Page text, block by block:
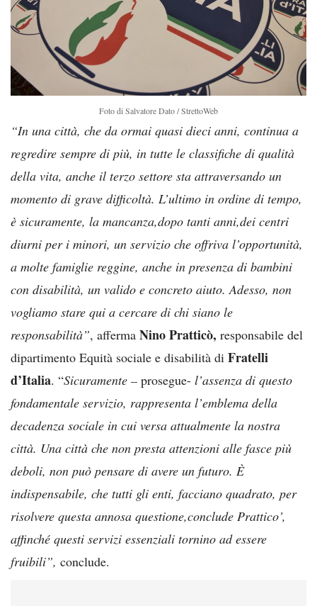
Foto di Salvatore Dato / StrettoWeb
“In una città, che da ormai quasi dieci anni, continua a
regredire sempre di più, in tutte le classifiche di qualità
della vita, anche il terzo settore sta attraversando un
momento di grave difficoltà. L’ultimo in ordine di tempo,
è sicuramente, la mancanza,dopo tanti anni,dei centri
diurni per i minori, un servizio che offriva l’opportunità,
a molte famiglie reggine, anche in presenza di bambini
con disabilità, un valido e concreto aiuto. Adesso, non
vogliamo stare qui a cercare di chi siano le
responsabilità”, afferma Nino Pratticò, responsabile del
dipartimento Equità sociale e disabilità di Fratelli
d’Italia. “Sicuramente – prosegue- l’assenza di questo
fondamentale servizio, rappresenta l’emblema della
decadenza sociale in cui versa attualmente la nostra
città. Una città che non presta attenzioni alle fasce più
deboli, non può pensare di avere un futuro. È
indispensabile, che tutti gli enti, facciano quadrato, per
risolvere questa annosa questione,conclude Prattico’,
affinché questi servizi essenziali tornino ad essere
fruibili”, conclude.